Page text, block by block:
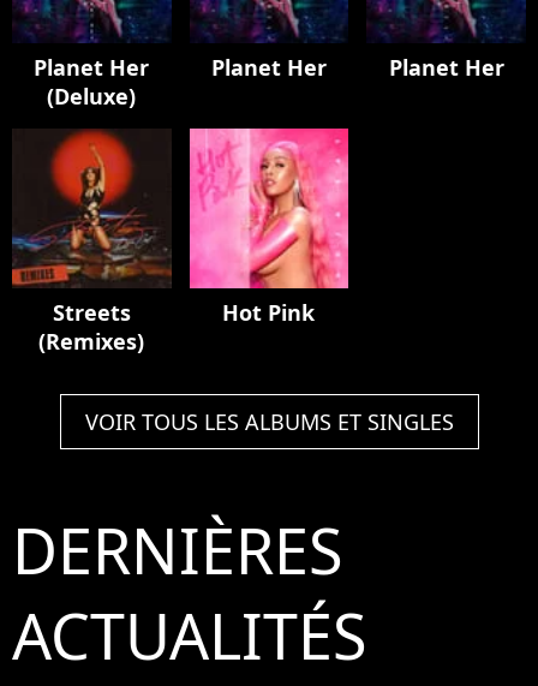
Planet Her
(Deluxe)
Planet Her Planet Her
Streets
(Remixes)
Hot Pink
VOIR TOUS LES ALBUMS ET SINGLES
DERNIÈRES
ACTUALITÉS